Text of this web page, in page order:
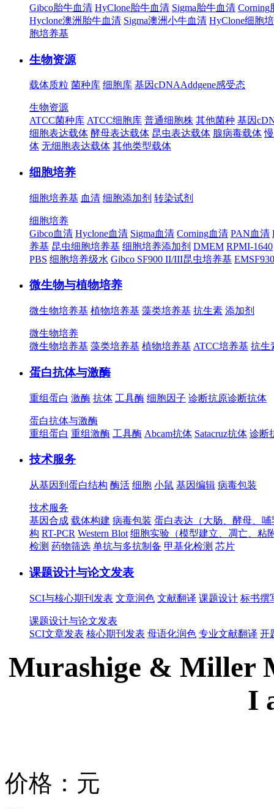
Gibco胎牛血清 HyClone胎牛血清 Sigma胎牛血清 Corning
Hyclone澳洲胎牛血清 Sigma澳洲小牛血清 HyClone细胞
胞培养基
生物资源
载体质粒 菌种库 细胞库 基因cDNAAddgene感受态
生物资源
ATCC菌种库 ATCC细胞库 普通细胞株 其他菌种 基因
细胞表达载体 酵母表达载体 昆虫表达载体 腺病毒载体
体 无细胞表达载体 其他类型载体
细胞培养
细胞培养基 血清 细胞添加剂 转染试剂
细胞培养
Gibco血清 Hyclone血清 Sigma血清 Corning血清 PAN血清
养基 昆虫细胞培养基 细胞培养添加剂 DMEM RPMI-1640
PBS 细胞培养级水 Gibco SF900 II/III昆虫培养基
微生物与植物培养
微生物培养基 植物培养基 藻类培养基 抗生素 添加剂
微生物培养
微生物培养基 藻类培养基 植物培养基 ATCC培养基 抗生
蛋白抗体与激酶
重组蛋白 激酶 抗体 工具酶 细胞因子 诊断抗原诊断抗体
蛋白抗体与激酶
重组蛋白 重组激酶 工具酶 Abcam抗体 Satacruz抗体 诊断
技术服务
从基因到蛋白结构 酶活 细胞 小鼠 基因编辑 病毒包装
技术服务
基因合成 载体构建 病毒包装 蛋白表达（大肠、酵母、
构 RT-PCR Western Blot 细胞实验（模型建立、凋亡、粘
检测 药物筛选 单抗与多抗制备 甲基化检测 芯片
课题设计与论文发表
SCI与核心期刊发表 文章润色 文献翻译 课题设计 标书撰
课题设计与论文发表
SCI文章发表 核心期刊发表 母语化润色 专业文献翻译 开
Murashige & Miller
I
价格： 元